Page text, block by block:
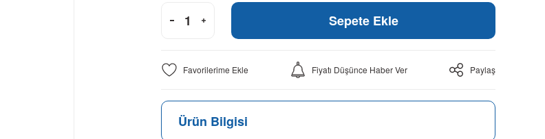
Sepete Ekle
Fiyatı Düşünce Haber Ver Paylaş
Ürün Bilgisi